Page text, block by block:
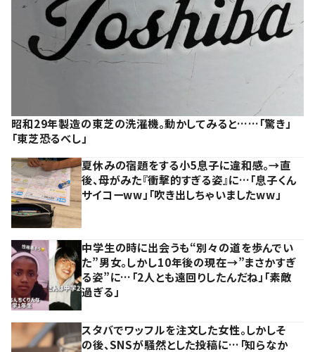
昭和29年製造の東芝の洗濯機。動かしてみると……「驚き」
「東芝恐るべし」
夏休みの宿題をする小5息子に違和感。→直
後、母がみた『衝撃的すぎる姿』に…「息子くん
サイコーww」「吹き出しちゃいましたww」
中学生の時に出会うも“別々の道を歩んでい
た”男女。しかし10年後の現在→”まさかすぎ
る姿”に…「2人とも遠回りしたんだね」「素敵
過ぎる」
スタバでワッフルを注文した女性。しかしそ
の後、SNSが騒然とした投稿に…「知らなか